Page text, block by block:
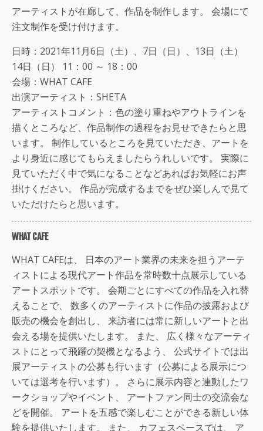
アーティストが在廊して、作品を制作します。 会場にて
注文制作を受け付けます。
日時：2021年11月6日（土）、7日（日）、13日（土）
14日（日） 11：00 ～ 18：00
会場：WHAT CAFE
出演アーティスト：SHETA
アーティストコメント：色の塗り重ねやアウトラインを
描くところなど、作品制作の過程をお見せできたらと思
います。 制作しているところを見ていただき、アートを
より身近に感じてもらえましたらうれしいです。 実際に
見ていただく中で気になることなどあればお気軽にお声
掛けください。 作品が完成するまでをぜひ楽しんで見て
いただけたらと思います。
WHAT CAFE
WHAT CAFEは、 日本のアート業界の未来を担うアーテ
ィストによる現代アート作品を常時数十点展示している
アートスポットです。 会期ごとにすべての作品を入れ替
えることで、 数多くのアーティストに作品の披露および
販売の機会を創出し、 来訪者には常に新しいアートと出
会える場を提供いたします。 また、 広く様々なアーティ
ストにとって飛躍の契機となるよう、 公式サイトでは出
展アーティストの公募も行います（公募による展示につ
いては選考を行います）。 さらに展示内容と連動したワ
ークショップやイベント、 アートファン同士の交流会な
どを開催。 アートを五感で楽しむことができる新しい体
験を提供いたします。 また、 カフェスペースでは、 ア